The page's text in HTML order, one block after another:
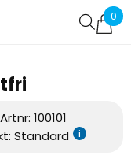
0
Favoriter (0)
Artnr: 100101
Standard i